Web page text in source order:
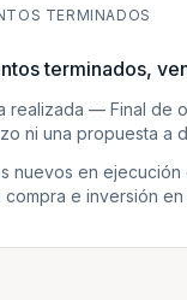
TERMINADOS
terminados,
realizada — Final de
ni una propuesta a
nuevos en
e inversión